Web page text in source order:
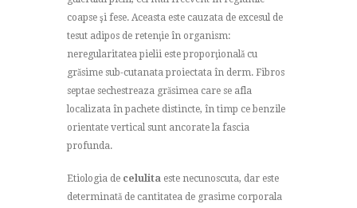
coapse şi fese. Aceasta este cauzata de excesul de
tesut adipos de retenţie în organism:
neregularitatea pielii este proporţională cu
grăsime sub-cutanata proiectata în derm. Fibros
septae sechestreaza grăsimea care se afla
localizata în pachete distincte, în timp ce benzile
orientate vertical sunt ancorate la fascia
profunda.
Etiologia de celulita este necunoscuta, dar este
determinată de cantitatea de grasime corporala